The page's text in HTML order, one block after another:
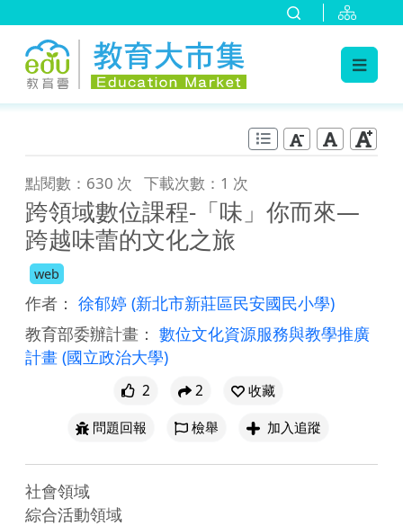
點閱數：630 次 下載次數：1 次
跨領域數位課程-「味」你而來—
跨越味蕾的文化之旅
web
作者： 徐郁婷 (新北市新莊區民安國民小學)
教育部委辦計畫： 數位文化資源服務與教學推廣
計畫 (國立政治大學)
2 2
收藏
問題回報
檢舉 加入追蹤
社會領域
綜合活動領域